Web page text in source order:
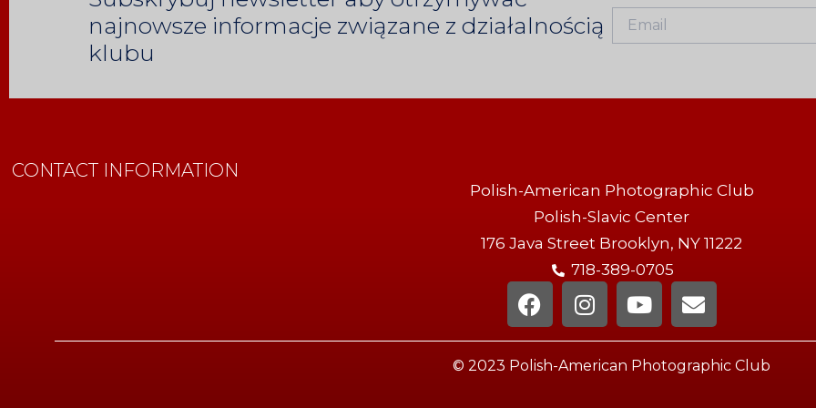
najnowsze informacje związane z działalnością
klubu
CONTACT INFORMATION
Polish-American Photographic Club
Polish-Slavic Center
176 Java Street Brooklyn, NY 11222
718-389-0705
© 2023 Polish-American Photographic Club